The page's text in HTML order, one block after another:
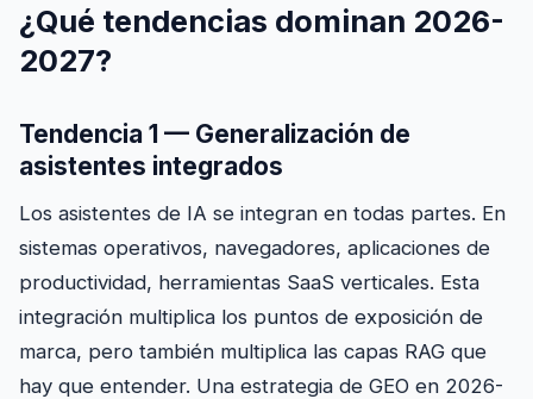
¿Qué tendencias dominan 2026-
2027?
Tendencia 1 — Generalización de
asistentes integrados
Los asistentes de IA se integran en todas partes. En
sistemas operativos, navegadores, aplicaciones de
productividad, herramientas SaaS verticales. Esta
integración multiplica los puntos de exposición de
marca, pero también multiplica las capas RAG que
hay que entender. Una estrategia de GEO en 2026-